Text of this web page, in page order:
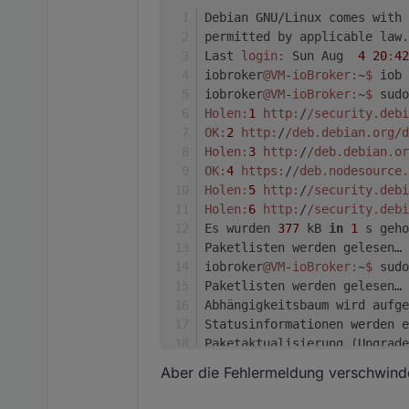
libnss-systemd/stable
libpam-modules-bin/
libpam-modules/stable
libpam-runtime/stable
libpam-systemd/stable
libpam0g-dev/stable
libpam0g/stable 1.5.2-
libperl5.36/stable 5.36.0-
libpython3.11-minimal/
libpython3.11-stdlib/
librsvg2-2/stable,stable-
librsvg2-common/
librsvg2-dev/
libseccomp2/stable 2.5.4-
libsmartcols1/
libssl3/stable 3.0.13-
libsystemd-shared/stable
libsystemd0/stable
libtiff-dev/stable,stable-
libtiff6/stable,stable-
libudev-dev/stable
Debian GNU/Linux comes with
permitted by applicable law.
Last login: Sun Aug 4 20:42
iobroker@VM-ioBroker:~$ iob
iobroker@VM-ioBroker:~$
Holen: 1 http: //
OK: 2 http: //deb.debian.org/
Holen: 3 http: //
OK:4 https: //
Holen: 5 http: //
Holen: 6 http: //
Es wurden 377 kB in 1 s
Paketlisten werden
iobroker@VM-ioBroker:~$
Paketlisten werden
Abhängigkeitsbaum wird
Statusinformationen werden
Paketaktualisierung
  linux-image-amd64
Aber die Fehlermeldung